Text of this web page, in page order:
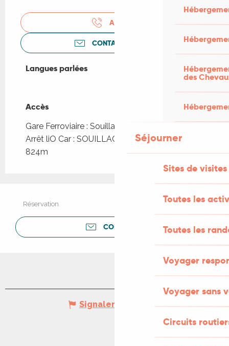
des
Séjourner
Sites de visites
Toutes les
Toutes les
Voyager
Voyager sans
Circuits
APPELER
CONTACTEZ-NOUS
Langues parlées
Langues parlées
Accès
Accès
Gare Ferroviaire : Souillac à 2km
Arrêt liO Car : SOUILLAC - Lycée Louis Vicat à
824m
Réservation
CONTACTER
Signaler une erreur